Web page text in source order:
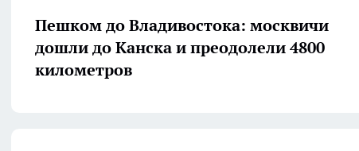
Пешком до Владивостока: москвичи
дошли до Канска и преодолели 4800
километров